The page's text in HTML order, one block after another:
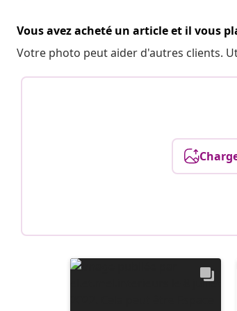
Vous avez acheté un article et il vous
Votre photo peut aider d'autres clients.